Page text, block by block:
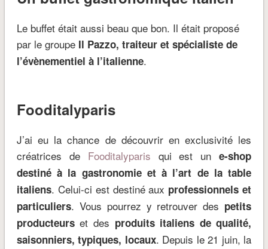
Le buffet était aussi beau que bon. Il était proposé
par le groupe Il Pazzo, traiteur et spécialiste de
l’évènementiel à l’italienne.
Fooditalyparis
J’ai eu la chance de découvrir en exclusivité les
créatrices de Fooditalyparis qui est une-shop
destiné à la gastronomie et à l’art de la table
italiens. Celui-ci est destiné aux professionnels et
particuliers. Vous pourrez y retrouver des petits
producteurset des produits italiens de qualité,
saisonniers, typiques, locaux. Depuis le 21 juin, la